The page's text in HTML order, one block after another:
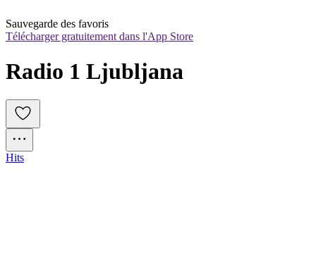
Sauvegarde des favoris
Télécharger gratuitement dans l'App Store
Radio 1 Ljubljana
Hits